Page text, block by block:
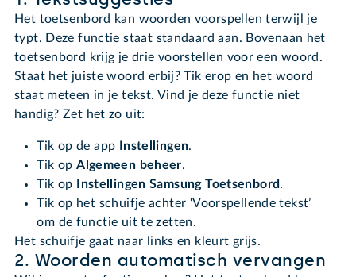
Het toetsenbord kan woorden voorspellen terwijl je
typt. Deze functie staat standaard aan. Bovenaan het
toetsenbord krijg je drie voorstellen voor een woord.
Staat het juiste woord erbij? Tik erop en het woord
staat meteen in je tekst. Vind je deze functie niet
handig? Zet het zo uit:
Tik op de app Instellingen.
Tik opAlgemeen beheer.
Tik op
Instellingen Samsung Toetsenbord.
Tik op het schuifje achter ‘Voorspellende tekst’
om de functie uit te zetten.
Het schuifje gaat naar links en kleurt grijs.
2. Woorden automatisch vervangen